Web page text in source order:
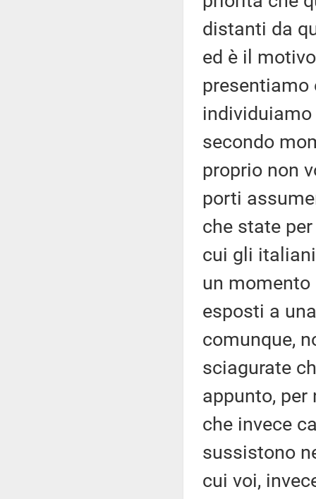
distanti da
ed è il
presentiamo
secondo
proprio non
porti
che state
cui gli
un
esposti a
comunque,
sciagurate
appunto,
che invece
sussistono
cui voi,